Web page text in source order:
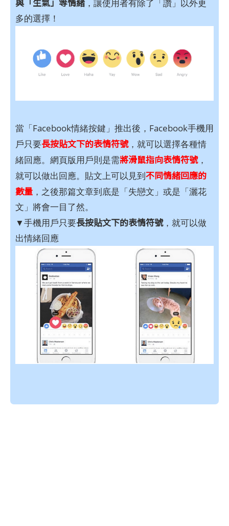
，讓使用者有除了「讚」以外更
多的選擇！
當「Facebook情緒按鍵」推出後，Facebook手機用
戶只要長按貼文下的表情符號，就可以選擇各種情
緒回應。網頁版用戶則是需將滑鼠指向表情符號，
就可以做出回應。貼文上可以見到不同情緒回應的
數量 ，之後那篇文章到底是「失戀文」或是「灑花
文」將會一目了然。
▼手機用戶只要長按貼文下的表情符號，就可以做
出情緒回應